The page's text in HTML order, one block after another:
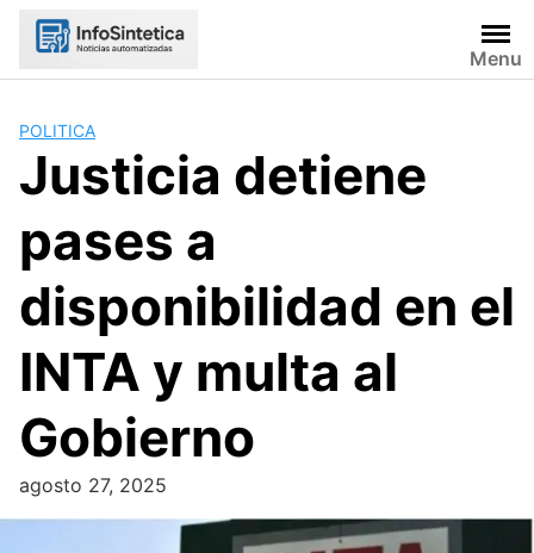
Skip
Menu
POLITICA
Justicia detiene
pases a
disponibilidad en el
INTA y multa al
Gobierno
agosto 27, 2025